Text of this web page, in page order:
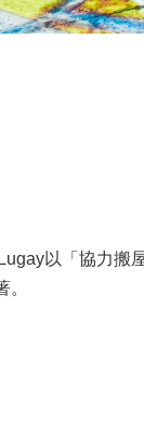
以「協力搬